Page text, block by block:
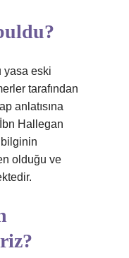
yasa eski
tarafından
anlatısına
Hallegan
olduğu ve